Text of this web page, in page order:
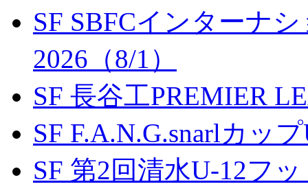
SF SBFCインターナ
2026（8/1）
SF 長谷工PREMIER
SF F.A.N.G.snarlカッ
SF 第2回清水U-12フ